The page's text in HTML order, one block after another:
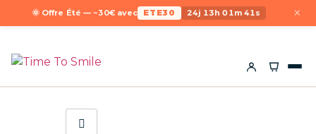
🌞 Offre Été — −30€ avec ETE30 24j 13h 01m 41s ×